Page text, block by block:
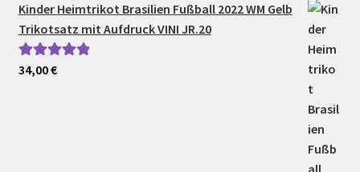
Kinder Heimtrikot Brasilien Fußball 2022 WM Gelb
Trikotsatz mit Aufdruck VINI JR.20
Bewertet mit
34,00€